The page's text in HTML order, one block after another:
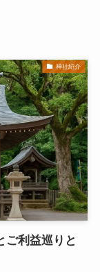
神社紹介
ご利益巡りと